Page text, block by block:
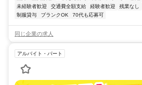
未経験者歓迎
交通費全額支給 経験者歓迎 残業なし
制服貸与
ブランクOK 70代も応募可
同じ企業の求人
アルバイト・パート